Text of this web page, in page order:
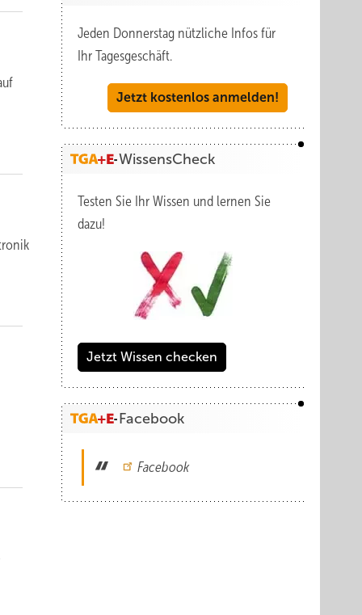
Jeden Donnerstag nützliche Infos für
Ihr Tagesgeschäft.
Jetzt kostenlos anmelden!
WissensCheck
Testen Sie Ihr Wissen und lernen Sie
dazu!
Jetzt Wissen checken
Facebook
Facebook